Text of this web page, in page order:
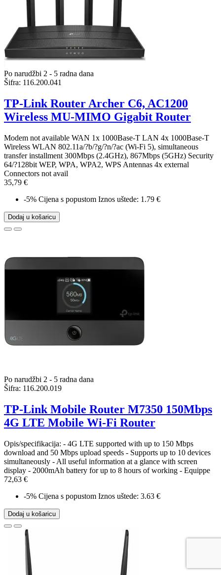
Po narudžbi 2 - 5 radna dana
Šifra: 116.200.041
TP-Link Router Archer C6, AC1200
Wireless MU-MIMO Gigabit Router
Modem not available WAN 1x 1000Base-T LAN 4x 1000Base-T
Wireless WLAN 802.11a/?b/?g/?n/?ac (Wi-Fi 5), simultaneous
transfer installment 300Mbps (2.4GHz), 867Mbps (5GHz) Security
64/?128bit WEP, WPA, WPA2, WPS Antennas 4x external
Connectors not avail
35,79 €
-5% Cijena s popustom Iznos uštede: 1.79 €
Dodaj u košaricu
Po narudžbi 2 - 5 radna dana
Šifra: 116.200.019
TP-Link Mobile Router M7350 150Mbps
4G LTE Mobile Wi-Fi Router
Opis/specifikacija: - 4G LTE supported with up to 150 Mbps
download and 50 Mbps upload speeds - Supports up to 10 devices
simultaneously - All useful information at a glance with screen
display - 2000mAh battery for up to 8 hours of working - Equippe
72,63 €
-5% Cijena s popustom Iznos uštede: 3.63 €
Dodaj u košaricu